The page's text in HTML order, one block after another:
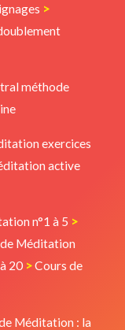
>
méthode
exercices
active
n°1 à 5 >
Méditation
20 >Cours de
Méditation : la